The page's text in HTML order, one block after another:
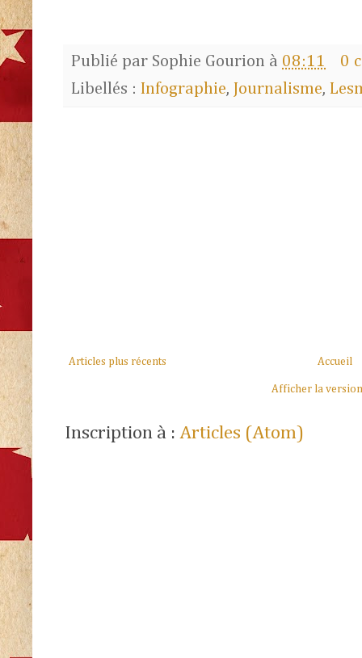
Publié par Sophie Gourion à 08:11
0
Libellés : Infographie, Journalisme,
Articles plus récents Accueil
Afficher la
Inscription à : Articles (Atom)